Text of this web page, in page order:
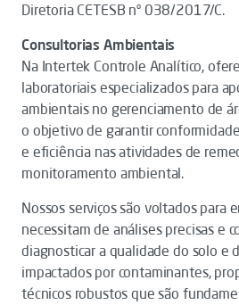
Diretoria CETESB nº 038/2017/C.
Consultorias Ambientais
Na Intertek Controle Analítico,
laboratoriais especializados para
ambientais no gerenciamento de
o objetivo de garantir
e eficiência nas atividades de
monitoramento ambiental.
Nossos serviços são voltados para
necessitam de análises precisas e
diagnosticar a qualidade do solo e
impactados por contaminantes,
técnicos robustos que são